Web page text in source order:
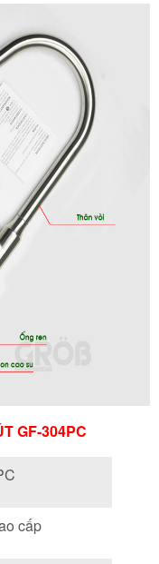
GF-304PC
cấp